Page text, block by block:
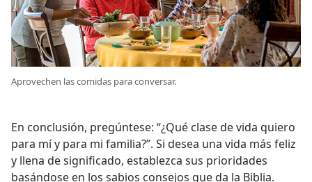
Aprovechen las comidas para conversar.
En conclusión, pregúntese: “¿Qué clase de vida quiero
para mí y para mi familia?”. Si desea una vida más feliz
y llena de significado, establezca sus prioridades
basándose en los sabios consejos que da la Biblia.